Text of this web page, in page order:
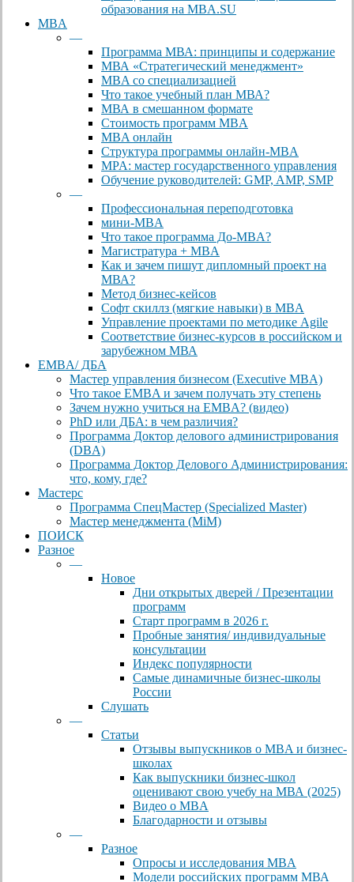
образования на MBA.SU
MBA
—
Программа МВА: принципы и содержание
МВА «Cтратегический менеджмент»
MBA со специализацией
Что такое учебный план МВА?
МВА в смешанном формате
Стоимость программ MBA
MBA онлайн
Cтруктура программы онлайн-MBA
MPA: мастер государственного управления
Обучение руководителей: GMP, AMP, SMP
—
Профессиональная переподготовка
мини-MBA
Что такое программа До-MBA?
Магистратура + MBA
Как и зачем пишут дипломный проект на
МВА?
Метод бизнес-кейсов
Софт скиллз (мягкие навыки) в MBA
Управление проектами по методике Agile
Соответствие бизнес-курсов в российском и
зарубежном МВА
EMBA/ ДБA
Мастер управления бизнесом (Executive MBA)
Что такое EMBA и зачем получать эту степень
Зачем нужно учиться на EMBA? (видео)
PhD или ДБА: в чем различия?
Программа Доктор делового администрирования
(DBА)
Программа Доктор Делового Администрирования:
что, кому, где?
Мастерс
Программа СпецМастер (Specialized Master)
Мастер менеджмента (MiM)
ПОИСК
Разное
—
Новое
Дни открытых дверей / Презентации
программ
Старт программ в 2026 г.
Пробные занятия/ индивидуальные
консультации
Индекс популярности
Самые динамичные бизнес-школы
России
Слушать
—
Статьи
Отзывы выпускников о MBA и бизнес-
школах
Как выпускники бизнес-школ
оценивают свою учебу на МВА (2025)
Видео о MBA
Благодарности и отзывы
—
Разное
Опросы и исследования MBA
Модели российских программ МВА